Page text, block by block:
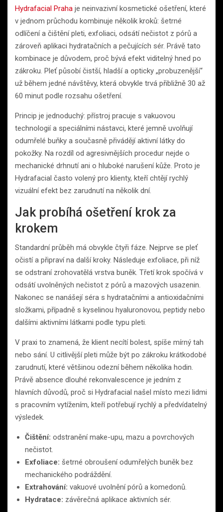
Hydrafacial Praha je neinvazivní kosmetické ošetření, které
v jednom průchodu kombinuje několik kroků: šetrné
odlíčení a čištění pleti, exfoliaci, odsátí nečistot z pórů a
zároveň aplikaci hydratačních a pečujících sér. Právě tato
kombinace je důvodem, proč bývá efekt viditelný hned po
zákroku. Pleť působí čistší, hladší a opticky „probuzenější“
už během jedné návštěvy, která obvykle trvá přibližně 30 až
60 minut podle rozsahu ošetření.
Princip je jednoduchý: přístroj pracuje s vakuovou
technologií a speciálními nástavci, které jemně uvolňují
odumřelé buňky a současně přivádějí aktivní látky do
pokožky. Na rozdíl od agresivnějších procedur nejde o
mechanické drhnutí ani o hluboké narušení kůže. Proto je
Hydrafacial často volený pro klienty, kteří chtějí rychlý
vizuální efekt bez zarudnutí na několik dní.
Jak probíhá ošetření krok za
krokem
Standardní průběh má obvykle čtyři fáze. Nejprve se pleť
očistí a připraví na další kroky. Následuje exfoliace, při níž
se odstraní zrohovatělá vrstva buněk. Třetí krok spočívá v
odsátí uvolněných nečistot z pórů a mazových usazenin.
Nakonec se nanášejí séra s hydratačními a antioxidačními
složkami, případně s kyselinou hyaluronovou, peptidy nebo
dalšími aktivními látkami podle typu pleti.
V praxi to znamená, že klient necítí bolest, spíše mírný tah
nebo sání. U citlivější pleti může být po zákroku krátkodobé
zarudnutí, které většinou odezní během několika hodin.
Právě absence dlouhé rekonvalescence je jedním z
hlavních důvodů, proč si Hydrafacial našel místo mezi lidmi
s pracovním vytížením, kteří potřebují rychlý a předvídatelný
výsledek.
Čištění: odstranění make-upu, mazu a povrchových
nečistot.
Exfoliace: šetrné obroušení odumřelých buněk bez
mechanického podráždění.
Extrahování: vakuové uvolnění pórů a komedonů.
Hydratace: závěrečná aplikace aktivních sér.